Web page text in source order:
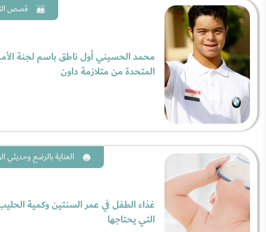
قصص
محمد الحسيني أول ناطق باسم لجنة
المتحدة من متلازمة داون
العناية بالرضع وحديثي
غذاء الطفل في عمر السنتين وكمية
التي يحتاجها